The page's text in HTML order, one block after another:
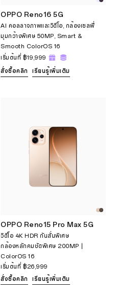
OPPO Reno16 5G
AI คอลลาจภาพและวิดีโอ, กล้องเซลฟี่
มุมกว้างพิเศษ 50MP, Smart &
Smooth ColorOS 16
เริ่มต้นที่ ฿19,999
สั่งซื้อคลิก เรียนรู้เพิ่มเติม
OPPO Reno15 Pro Max 5G
วิดีโอ 4K HDR กันสั่นพิเศษ
กล้องหลักคมชัดพิเศษ 200MP |
ColorOS 16
เริ่มต้นที่ ฿26,999
สั่งซื้อคลิก
เรียนรู้เพิ่มเติม